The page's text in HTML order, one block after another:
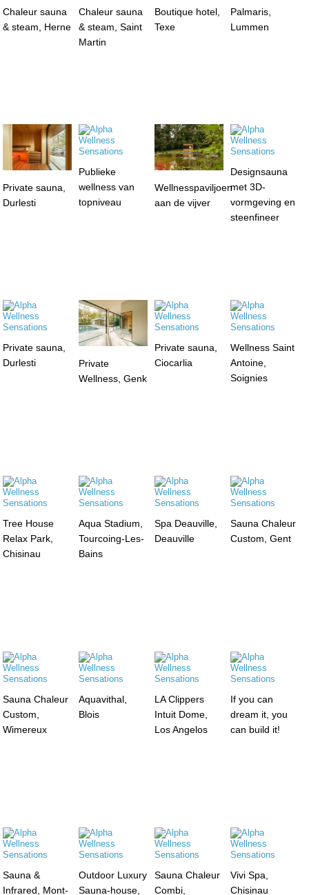
Chaleur sauna
& steam, Herne
Chaleur sauna
& steam, Saint
Martin
Boutique hotel,
Texe
Palmaris,
Lummen
Private sauna,
Durlesti
Publieke
wellness van
topniveau
Wellnesspaviljoen
aan de vijver
Designsauna
met 3D-
vormgeving en
steenfineer
Private sauna,
Durlesti
Private
Wellness, Genk
Private sauna,
Ciocarlia
Wellness Saint
Antoine,
Soignies
Tree House
Relax Park,
Chisinau
Aqua Stadium,
Tourcoing-Les-
Bains
Spa Deauville,
Deauville
Sauna Chaleur
Custom, Gent
Sauna Chaleur
Custom,
Wimereux
Aquavithal,
Blois
LA Clippers
Intuit Dome,
Los Angelos
If you can
dream it, you
can build it!
Sauna &
Infrared, Mont-
Outdoor Luxury
Sauna-house,
Sauna Chaleur
Combi,
Vivi Spa,
Chisinau